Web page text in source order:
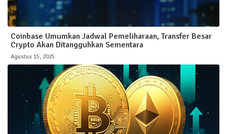
Coinbase Umumkan Jadwal Pemeliharaan, Transfer Besar
Crypto Akan Ditangguhkan Sementara
Agustus 15, 2025